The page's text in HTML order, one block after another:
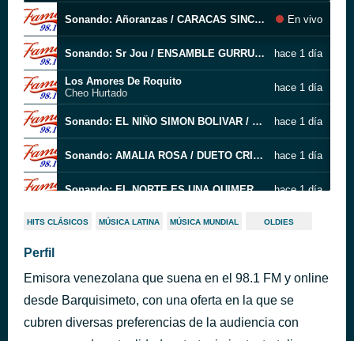
Sonando: Añoranzas / CARACAS SINCRONICA . . En vivo
Sonando: Sr Jou / ENSAMBLE GURRUFIO . . hace 1 día
Los Amores De Roquito
Cheo Hurtado
hace 1 día
Sonando: EL NIÑO SIMON BOLIVAR / NATALIA DIAZ, IVAN PEREZ ROSSI . . hace 1 día
Sonando: AMALIA ROSA / DUETO CRIOLLISIMO . . hace 1 día
Sonando: EL NORTE ES UNA QUIMERA / HUASCAR BARRADAS . . hace 1 día
Sonando: Zumba que zumba / JORGE GLEM, EDWARD RAMÍREZ, HE . . hace 1 día
Sonando: Semana santa en Achaguas / VIBRA VENEZUELA . . hace 1 día
HITS CLÁSICOS MÚSICA LATINA MÚSICA MUNDIAL OLDIES
Perfil
Emisora venezolana que suena en el 98.1 FM y online
desde Barquisimeto, con una oferta en la que se
cubren diversas preferencias de la audiencia con